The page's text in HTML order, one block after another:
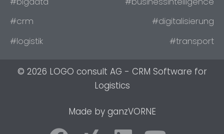
#crm
#digitalisierung
#logistik
#transport
© 2026 LOGO consult AG - CRM Software for
Logistics
Made by ganzVORNE